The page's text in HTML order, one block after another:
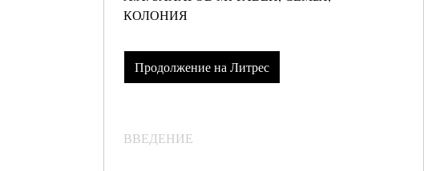
КОЛОНИЯ
Продолжение на Литрес
ВВЕДЕНИЕ